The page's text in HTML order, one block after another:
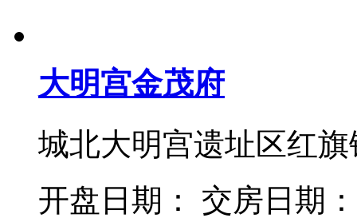
大明宫金茂府
城北大明宫遗址区红
开盘日期： 交房日期：